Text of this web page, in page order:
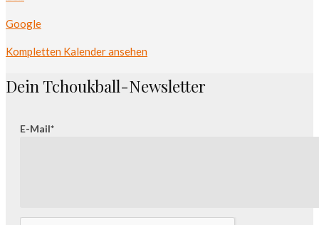
2.
Google
Kompletten Kalender ansehen
Dein Tchoukball-Newsletter
E-Mail*